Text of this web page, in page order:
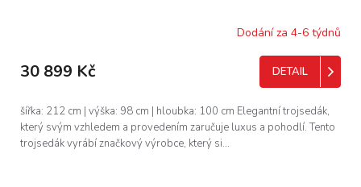
R
M
A
Dodání za 4-6 týdnů
30 899 Kč DETAIL
šířka: 212 cm | výška: 98 cm | hloubka: 100 cm Elegantní trojsedák,
který svým vzhledem a provedením zaručuje luxus a pohodlí. Tento
trojsedák vyrábí značkový výrobce, který si...